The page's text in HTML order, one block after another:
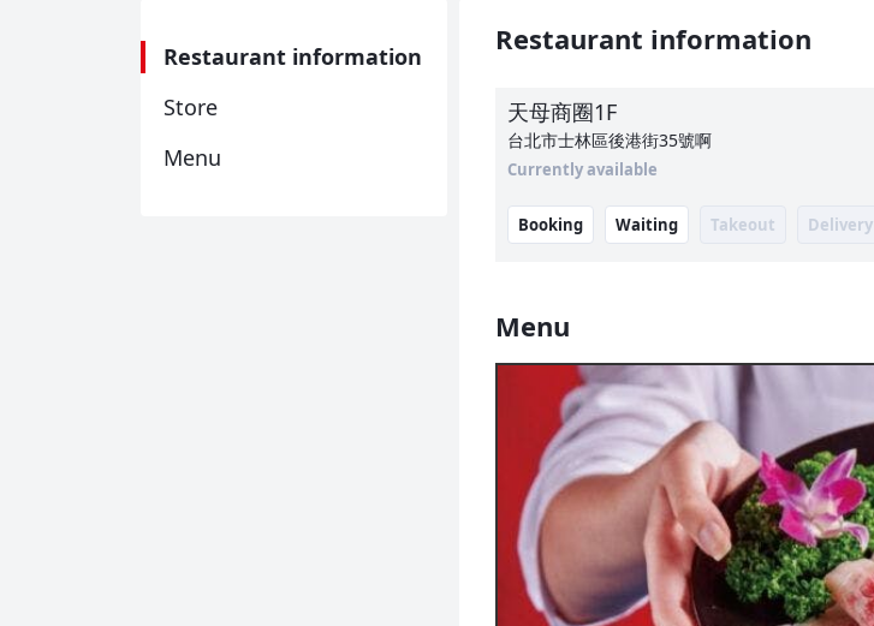
Restaurant information
Store
Menu
Restaurant information
天母商圈1F
台北市士林區後港街35號啊
Currently available
Booking Waiting Takeout Delivery
Menu